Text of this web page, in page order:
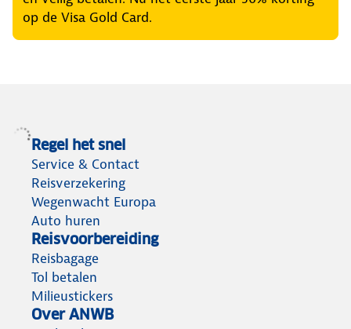
op de Visa Gold Card.
Regel het snel
Service & Contact
Reisverzekering
Wegenwacht Europa
Auto huren
Reisvoorbereiding
Reisbagage
Tol betalen
Milieustickers
Over ANWB